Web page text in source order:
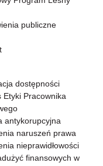
publiczne
dostępności
Etyki Pracownika
antykorupcyjna
naruszeń prawa
nieprawidłowości
finansowych w